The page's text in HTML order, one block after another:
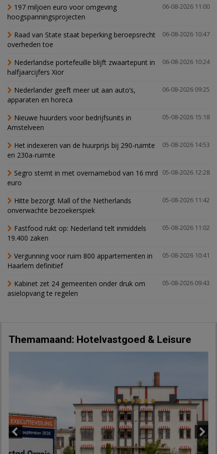
06-08-2026 11:00
197 miljoen euro voor omgeving
hoogspanningsprojecten
06-08-2026 10:47
Raad van State staat beperking beroepsrecht
overheden toe
06-08-2026 10:24
Nederlandse portefeuille blijft zwaartepunt in
halfjaarcijfers Xior
06-08-2026 09:25
Nederlander geeft meer uit aan auto’s,
apparaten en horeca
05-08-2026 15:18
Nieuwe huurders voor bedrijfsunits in
Amstelveen
05-08-2026 14:53
Het indexeren van de huurprijs bij 290-ruimte
en 230a-ruimte
05-08-2026 12:28
Segro stemt in met overnamebod van 16 mrd
euro
05-08-2026 11:42
Hitte bezorgt Mall of the Netherlands
onverwachte bezoekerspiek
05-08-2026 11:02
Fastfood rukt op: Nederland telt inmiddels
19.400 zaken
05-08-2026 10:41
Vergunning voor ruim 800 appartementen in
Haarlem definitief
05-08-2026 09:43
Kabinet zet 24 gemeenten onder druk om
asielopvang te regelen
Themamaand: Hotelvastgoed & Leisure
Next